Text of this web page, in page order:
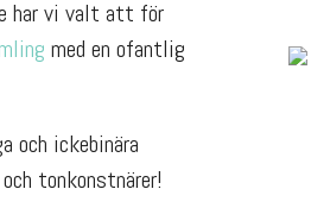
har vi valt att för
med en ofantlig
och ickebinära
tonkonstnärer!